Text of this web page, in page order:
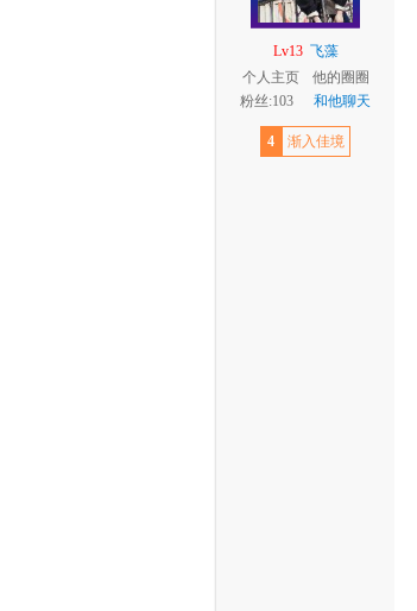
Lv13 飞藻
个人主页
他的圈圈
粉丝:103
和他聊天
4 渐入佳境